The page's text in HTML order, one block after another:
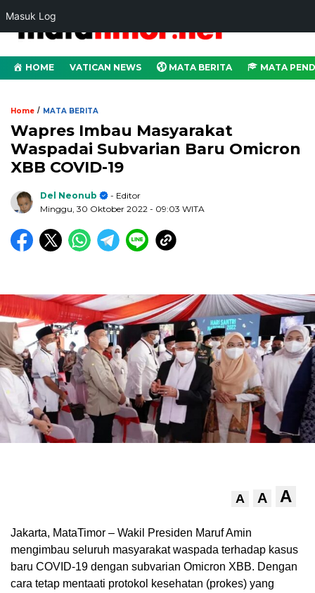
Masuk Log
HOME VATICAN NEWS MATA BERITA MATA
Home / MATA BERITA
Wapres Imbau Masyarakat
Waspadai Subvarian Baru Omicron
XBB COVID-19
Del Neonub
- Editor
Minggu, 30 Oktober 2022 - 09:03 WITA
A A A
Jakarta, MataTimor – Wakil Presiden Maruf Amin
mengimbau seluruh masyarakat waspada terhadap kasus
baru COVID-19 dengan subvarian Omicron XBB. Dengan
cara tetap mentaati protokol kesehatan (prokes) yang